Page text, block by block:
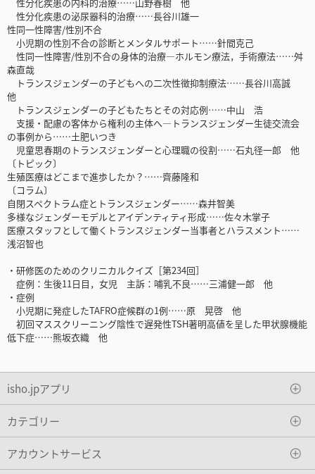
性分化疾患の泌尿器科的治療……長谷川雄一
性同一性障害/性別不合
小児期の性別不合の診断とメンタルサポート……針間克己
性同一性障害/性別不合の身体的治療―ホルモン療法，手術療法……舛
森直哉
トランスジェンダーの子どもへの二次性徴抑制療法……長谷川高誠
他
トランスジェンダーの子どもたちとその対応例……中山 浩
支援・配慮の客体から権利の主体へ―トランスジェンダー生徒交流会
の事例から……土肥いつき
児童思春期のトランスジェンダーと心理職の役割……石丸径一郎 他
〔トピック〕
生殖医療はどこまで進歩したか？……齊藤隆和
〔コラム〕
自閉スペクトラム症とトランスジェンダー……森井智美
多様なジェンダーモデルとアイデンティティ形成……佐々木掌子
医療スタッフとして働くトランスジェンダー当事者とハラスメント……
浅沼智也
・研修医のためのクリニカルクイズ［第234回］
症例：生後11日目，女児 主訴：哺乳不良……三浦健一郎 他
・症例
小児期に発症したTAFRO症候群の1例……原 晃啓 他
初回マススクリーニング陰性で遅発性TSH著明高値を呈した甲状腺機能
低下症……熊坂衣織 他
isho.jpアプリ
カテゴリー
アカウントサービス